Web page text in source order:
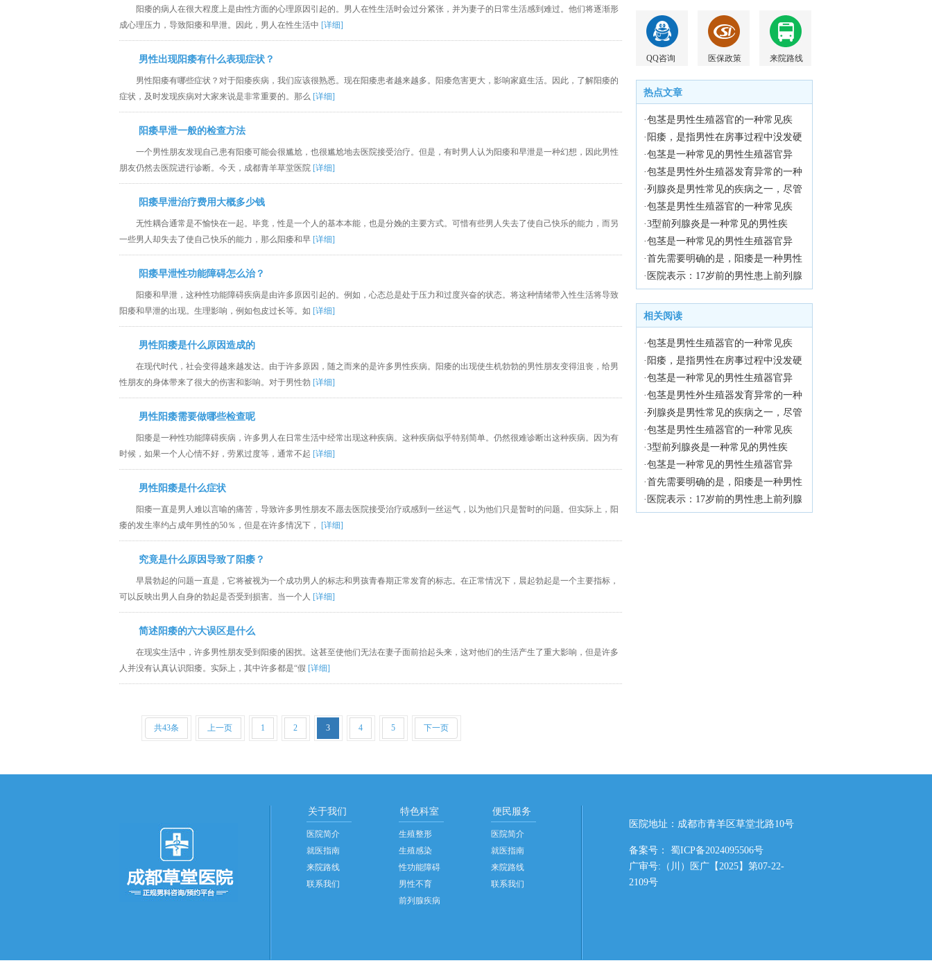
阳痿的病人在很大程度上是由性方面的心理原因引起的。男人在性生活时会过分紧张，并为妻子的日常生活感到难过。他们将逐渐形
成心理压力，导致阳痿和早泄。因此，男人在性生活中 [详细]
男性出现阳痿有什么表现症状？
男性阳痿有哪些症状？对于阳痿疾病，我们应该很熟悉。现在阳痿患者越来越多。阳痿危害更大，影响家庭生活。因此，了解阳痿的
症状，及时发现疾病对大家来说是非常重要的。那么 [详细]
阳痿早泄一般的检查方法
一个男性朋友发现自己患有阳痿可能会很尴尬，也很尴尬地去医院接受治疗。但是，有时男人认为阳痿和早泄是一种幻想，因此男性
朋友仍然去医院进行诊断。今天，成都青羊草堂医院 [详细]
阳痿早泄治疗费用大概多少钱
无性耦合通常是不愉快在一起。毕竟，性是一个人的基本本能，也是分娩的主要方式。可惜有些男人失去了使自己快乐的能力，而另
一些男人却失去了使自己快乐的能力，那么阳痿和早 [详细]
阳痿早泄性功能障碍怎么治？
阳痿和早泄，这种性功能障碍疾病是由许多原因引起的。例如，心态总是处于压力和过度兴奋的状态。将这种情绪带入性生活将导致
阳痿和早泄的出现。生理影响，例如包皮过长等。如 [详细]
男性阳痿是什么原因造成的
在现代时代，社会变得越来越发达。由于许多原因，随之而来的是许多男性疾病。阳痿的出现使生机勃勃的男性朋友变得沮丧，给男
性朋友的身体带来了很大的伤害和影响。对于男性勃 [详细]
男性阳痿需要做哪些检查呢
阳痿是一种性功能障碍疾病，许多男人在日常生活中经常出现这种疾病。这种疾病似乎特别简单。仍然很难诊断出这种疾病。因为有
时候，如果一个人心情不好，劳累过度等，通常不起 [详细]
男性阳痿是什么症状
阳痿一直是男人难以言喻的痛苦，导致许多男性朋友不愿去医院接受治疗或感到一丝运气，以为他们只是暂时的问题。但实际上，阳
痿的发生率约占成年男性的50％，但是在许多情况下， [详细]
究竟是什么原因导致了阳痿？
早晨勃起的问题一直是，它将被视为一个成功男人的标志和男孩青春期正常发育的标志。在正常情况下，晨起勃起是一个主要指标，
可以反映出男人自身的勃起是否受到损害。当一个人 [详细]
简述阳痿的六大误区是什么
在现实生活中，许多男性朋友受到阳痿的困扰。这甚至使他们无法在妻子面前抬起头来，这对他们的生活产生了重大影响，但是许多
人并没有认真认识阳痿。实际上，其中许多都是“假 [详细]
共43条 上一页 1 2 3 4 5 下一页
QQ咨询 医保政策 来院路线
热点文章
·包茎是男性生殖器官的一种常见疾
病，特别是在儿童时期。它是指男性
阴茎的包皮无法完全向后拉伸，从而
无法暴露出阴茎头部。尽管包茎在儿
童时期很常见，但它可能会引起一些
潜在的健康问题。医院将探讨一下10
岁小男孩包茎的症状以及可能的治疗
方法。
·阳痿，是指男性在房事过程中没发硬
起来或者保持勃起的现象。在医学
上，阳痿也称为勃起功能障碍，简称
为ED，是男性性功能障碍的一种常见
类型。近年来，随着生活方式的改变
和心理压力的增加，阳痿的患病率也
不断上升，给许多男性带来了不少困
扰。
·包茎是一种常见的男性生殖器官异
常，尤其在幼儿时期更为常见。对于4
岁男宝来说，包茎症状可能会引起家
长的担忧和不安。医院将详细介绍包
茎的症状，并为家长提供解决方法，
以帮助他们更好地理解和处理这一问
题。
·包茎是男性外生殖器发育异常的一种
常见情况，通常在婴儿时期就可以观
察到。包茎是指男性的包皮无法完全
向后拉开，从而无法暴露龟头。在5岁
的孩子身上，包茎的症状可能会更加
明显。
·列腺炎是男性常见的疾病之一，尽管
多发于成年男性，但也有少数青少年
患者。本文将探讨17岁前列腺炎的原
因，并提供一些预防措施，帮助读者
了解并预防这一疾病。
·包茎是男性生殖器官的一种常见疾
病，特别是在儿童中。9岁的包茎症状
可能会引起家长的担忧和孩子的不
适，因此及早了解、正确对待这一问
题至关重要。医院将为您详细介绍9岁
的健康成长。
·3型前列腺炎是一种常见的男性疾
病，它主要是由于多种原因引起的。
医院将详细介绍一下3型前列腺炎的原
因。
·包茎是一种常见的男性生殖器官异
常，通常在出生后不久就能够观察
到。对于一个6岁的男孩来说，包茎可
讨一下6岁儿童包茎的症状以及可能的
解决方法。
·首先需要明确的是，阳痿是一种男性
性功能障碍，其主要表现是没发达到
快或过多。因此，5分钟射精算不上阳
痿。
·医院表示：17岁前的男性患上前列腺
方面。
相关阅读
·包茎是男性生殖器官的一种常见疾
病，特别是在儿童时期。它是指男性
阴茎的包皮无法完全向后拉伸，从而
无法暴露出阴茎头部。尽管包茎在儿
童时期很常见，但它可能会引起一些
潜在的健康问题。医院将探讨一下10
岁小男孩包茎的症状以及可能的治疗
方法。
·阳痿，是指男性在房事过程中没发硬
起来或者保持勃起的现象。在医学
上，阳痿也称为勃起功能障碍，简称
为ED，是男性性功能障碍的一种常见
类型。近年来，随着生活方式的改变
和心理压力的增加，阳痿的患病率也
不断上升，给许多男性带来了不少困
扰。
·包茎是一种常见的男性生殖器官异
常，尤其在幼儿时期更为常见。对于4
岁男宝来说，包茎症状可能会引起家
长的担忧和不安。医院将详细介绍包
茎的症状，并为家长提供解决方法，
以帮助他们更好地理解和处理这一问
题。
·包茎是男性外生殖器发育异常的一种
常见情况，通常在婴儿时期就可以观
察到。包茎是指男性的包皮无法完全
向后拉开，从而无法暴露龟头。在5岁
的孩子身上，包茎的症状可能会更加
明显。
·列腺炎是男性常见的疾病之一，尽管
多发于成年男性，但也有少数青少年
患者。本文将探讨17岁前列腺炎的原
因，并提供一些预防措施，帮助读者
了解并预防这一疾病。
·包茎是男性生殖器官的一种常见疾
病，特别是在儿童中。9岁的包茎症状
可能会引起家长的担忧和孩子的不
适，因此及早了解、正确对待这一问
题至关重要。医院将为您详细介绍9岁
·3型前列腺炎是一种常见的男性疾
病，它主要是由于多种原因引起的。
医院将详细介绍一下3型前列腺炎的原
因。
·包茎是一种常见的男性生殖器官异
常，通常在出生后不久就能够观察
到。对于一个6岁的男孩来说，包茎可
·首先需要明确的是，阳痿是一种男性
性功能障碍，其主要表现是没发达到
·医院表示：17岁前的男性患上前列腺
关于我们
医院简介
就医指南
来院路线
联系我们
特色科室
生殖整形
生殖感染
性功能障碍
男性不育
前列腺疾病
便民服务
医院简介
就医指南
来院路线
联系我们
医院地址：成都市青羊区草堂北路10号
备案号： 蜀ICP备2024095506号
广审号:（川）医广【2025】第07-22-
2109号